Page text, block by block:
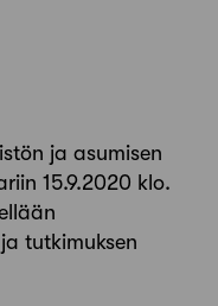
ja asumisen
15.9.2020 klo.
tutkimuksen